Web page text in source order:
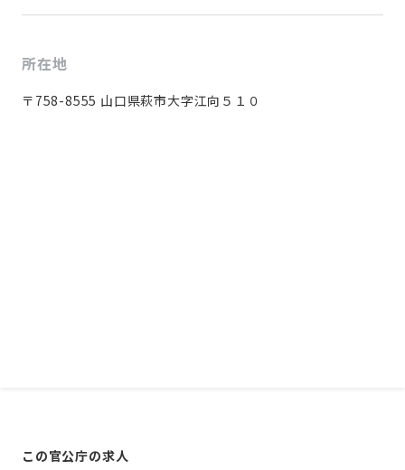
所在地
〒758-8555 山口県萩市大字江向５１０
この官公庁の求人